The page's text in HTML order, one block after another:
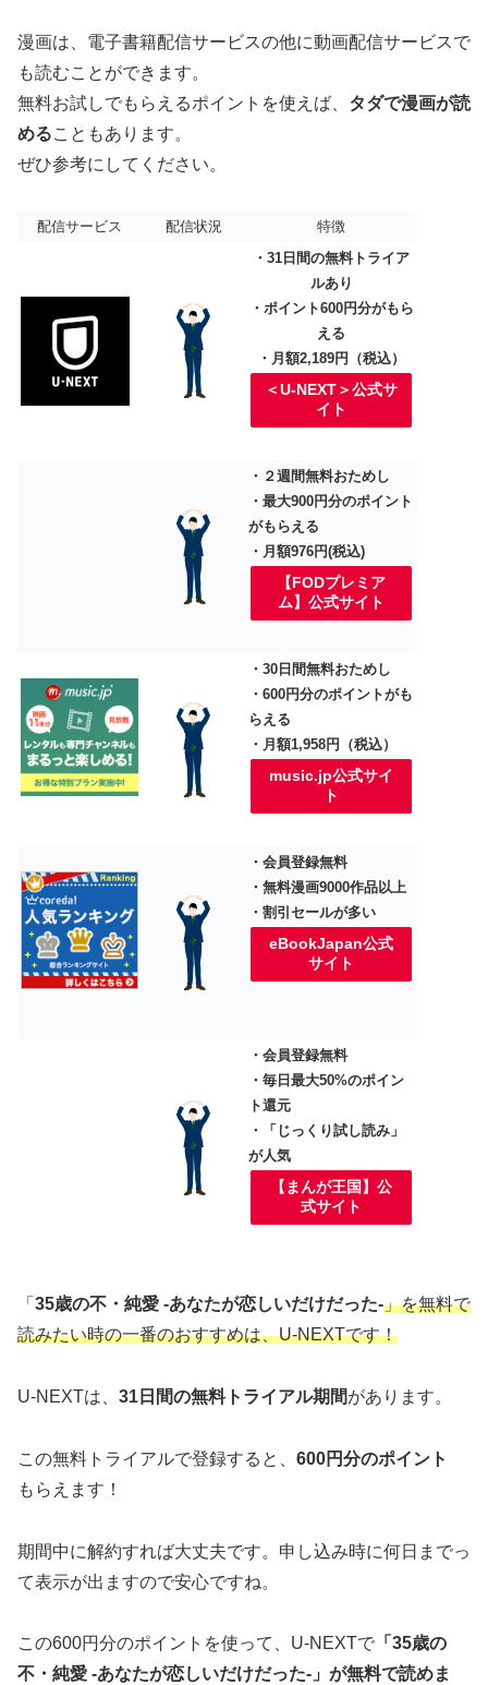
漫画は、電子書籍配信サービスの他に動画配信サービスで
も読むことができます。
無料お試しでもらえるポイントを使えば、 タダで漫画が読
めることもあります。
ぜひ参考にしてください。
配信サービス 配信状況
特徴
・31日間の無料トライア
ルあり
・ポイント600円分がもら
える
・月額2,189円（税込）
＜U-NEXT＞公式サ
イト
・２週間無料おためし
・最大900円分のポイント
がもらえる
・月額976円(税込)
【FODプレミア
ム】公式サイト
・30日間無料おためし
・600円分のポイントがも
らえる
・月額1,958円（税込）
music.jp公式サイ
ト
・会員登録無料
・無料漫画9000作品以上
・割引セールが多い
eBookJapan公式
サイト
・会員登録無料
・毎日最大50%のポイン
ト還元
・「じっくり試し読み」
が人気
【まんが王国】公
式サイト
「 35歳の不・純愛 -あなたが恋しいだけだった-」を無料で
読みたい時の一番のおすすめは、U-NEXTです！
U-NEXTは、 31日間の無料トライアル期間があります。
この無料トライアルで登録すると、 600円分のポイント
もらえます！
期間中に解約すれば大丈夫です。申し込み時に何日までっ
て表示が出ますので安心ですね。
この600円分のポイントを使って、U-NEXTで 「35歳の
不・純愛 -あなたが恋しいだけだった- 」 が無料で読めま